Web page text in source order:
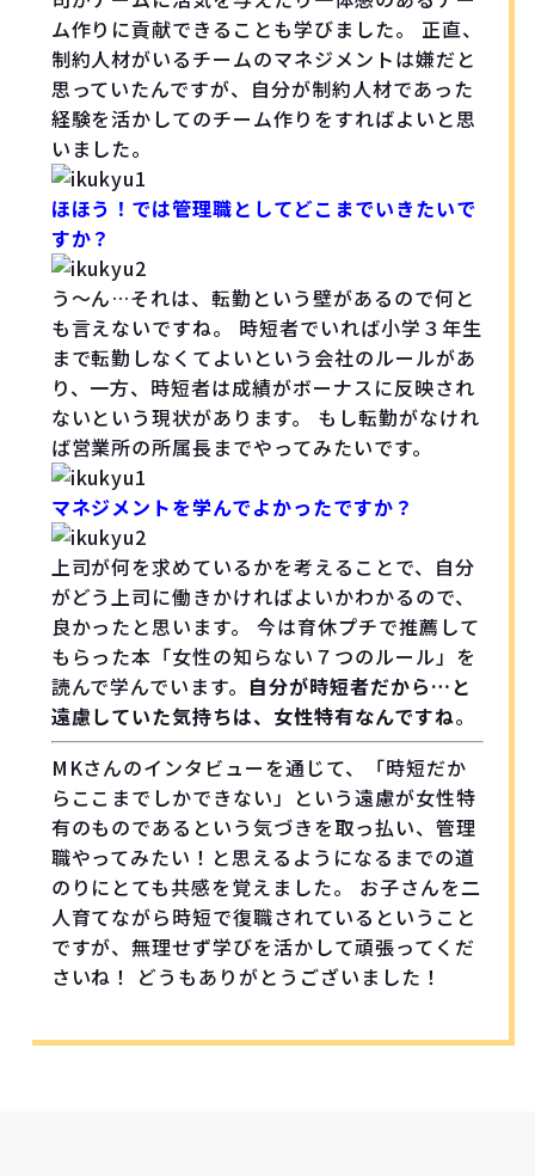
ム作りに貢献できることも学びました。 正直、
制約人材がいるチームのマネジメントは嫌だと
思っていたんですが、自分が制約人材であった
経験を活かしてのチーム作りをすればよいと思
いました。
ほほう！では管理職としてどこまでいきたいで
すか？
う〜ん…それは、転勤という壁があるので何と
も言えないですね。 時短者でいれば小学３年生
まで転勤しなくてよいという会社のルールがあ
り、一方、時短者は成績がボーナスに反映され
ないという現状があります。 もし転勤がなけれ
ば営業所の所属長までやってみたいです。
マネジメントを学んでよかったですか？
上司が何を求めているかを考えることで、自分
がどう上司に働きかければよいかわかるので、
良かったと思います。 今は育休プチで推薦して
もらった本「女性の知らない７つのルール」を
読んで学んでいます。 自分が時短者だから…と
遠慮していた気持ちは、女性特有なんですね。
MKさんのインタビューを通じて、「時短だか
らここまでしかできない」という遠慮が女性特
有のものであるという気づきを取っ払い、管理
職やってみたい！と思えるようになるまでの道
のりにとても共感を覚えました。 お子さんを二
人育てながら時短で復職されているということ
ですが、無理せず学びを活かして頑張ってくだ
さいね！ どうもありがとうございました！